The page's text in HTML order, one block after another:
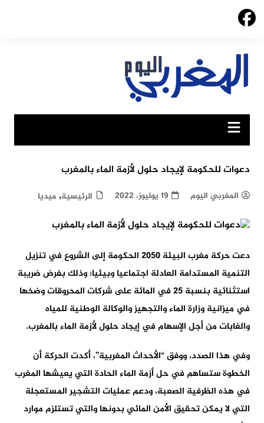
Skip
دعوات للحكومة لإيجاد حلول لأزمة الماء بالمغرب
المغربي اليوم 19 يوليوز، 2022 الرئيسية, ميديا
دعت حركة مغرب البيئة 2050 الحكومة إلى الشروع في تنزيل
التنمية المستدامة العادلة اجتماعيا وبيئيا؛ وذلك بفرض ضريبة
استثنائية بنسبة 25 في المائة على شركات المحروقات وضخها
في ميزانية وزارة الماء والتجهيز والوكالة الوطنية للمياه
والغابات من أجل الإسهام في إيجاد حلول لأزمة الماء بالمغرب.
وفي هذا الصدد، ووفق “الأحداث المغربية”، أكدت الحركة أن
الخطوة ستساهم في حل أزمة الماء الحادة التي يعيشها المغرب
في هذه الظرفية الصعبة، ودعم عمليات التشجير المستعجلة
التي لا يمكن تحقيق الأمن المائي بدونها والتي تستلزم موارد